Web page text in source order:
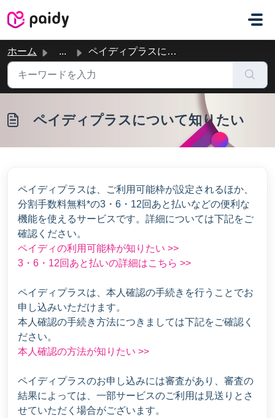
ホーム ... ペイディプラスについて知りたい
ペイディプラスについて知りたい
ペイディプラスは、ご利用可能枠が設定されるほか、
分割手数料無料*の3・6・12回あと払いなどの便利な
機能を使えるサービスです。詳細については下記をご
確認ください。
ペイディの利用可能枠が知りたい >>
3・6・12回あと払いの詳細はこちら >>
ペイディプラスは、本人確認の手続きを行うことでお
申し込みいただけます。
本人確認の手続き方法につきましては下記をご確認く
ださい。
本人確認の方法が知りたい >>
ペイディプラスのお申し込みには審査があり、審査の
結果によっては、一部サービスのご利用は見送りとさ
せていただく場合がございます。